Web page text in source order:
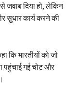
जवाब दिया हो, लेकिन
सुधार कार्य करने की
कि भारतीयों को जो
पहुंचाई गई चोट और